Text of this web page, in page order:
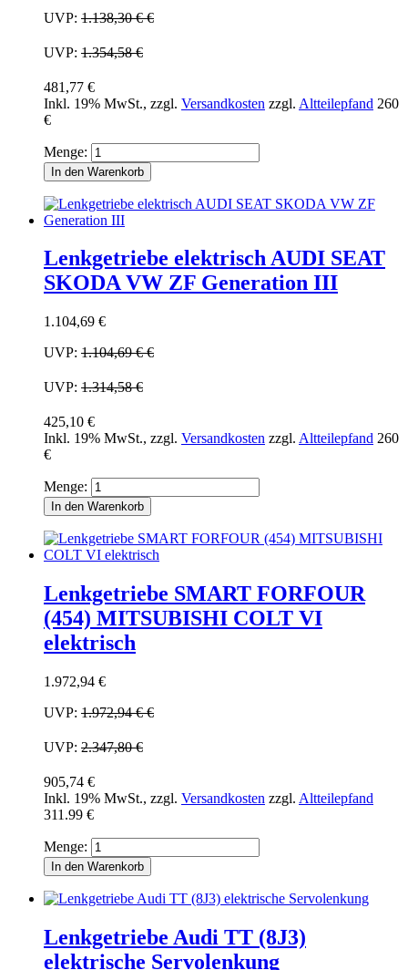
UVP: 1.138,30 €€
UVP: 1.354,58 €
481,77 €
Inkl. 19% MwSt., zzgl. Versandkosten zzgl. Altteilepfand 260
€
Menge:
In den Warenkorb
Lenkgetriebe elektrisch AUDI SEAT
SKODA VW ZF Generation III
1.104,69 €
UVP: 1.104,69 €€
UVP: 1.314,58 €
425,10 €
Inkl. 19% MwSt., zzgl. Versandkosten zzgl. Altteilepfand 260
€
Menge:
In den Warenkorb
Lenkgetriebe SMART FORFOUR
(454) MITSUBISHI COLT VI
elektrisch
1.972,94 €
UVP: 1.972,94 €€
UVP: 2.347,80 €
905,74 €
Inkl. 19% MwSt., zzgl. Versandkosten zzgl. Altteilepfand
311.99 €
Menge:
In den Warenkorb
Lenkgetriebe Audi TT (8J3)
elektrische Servolenkung